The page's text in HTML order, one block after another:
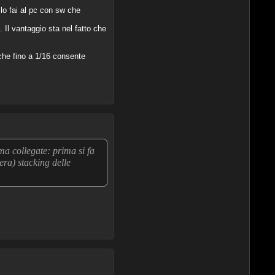
fai al pc con sw che
Il vantaggio sta nel fatto che
fino a 1/16 consente
collegate: prima si fa
stacking delle